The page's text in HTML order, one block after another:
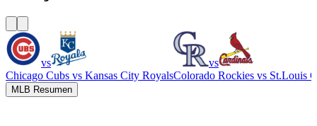
vs
Chicago Cubs vs Kansas City Royals
vs
Colorado Rockies vs St.Louis
MLB Resumen